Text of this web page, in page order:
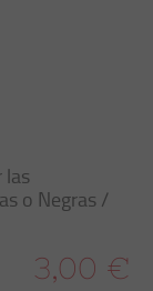
las
o Negras /
3,00 €